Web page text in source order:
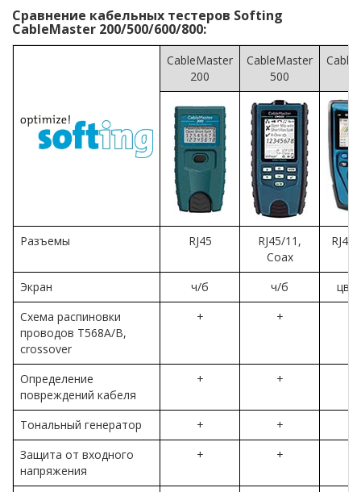
Сравнение кабельных тестеров Softing
CableMaster 200/500/600/800:
CableMaster
200
CableMaster
500
Разъемы RJ45
RJ45/11,
Coax
Экран ч/б ч/б
Схема распиновки
проводов T568A/B,
crossover
+ +
Определение
повреждений кабеля
+ +
Тональный генератор + +
Защита от входного
напряжения
+ +